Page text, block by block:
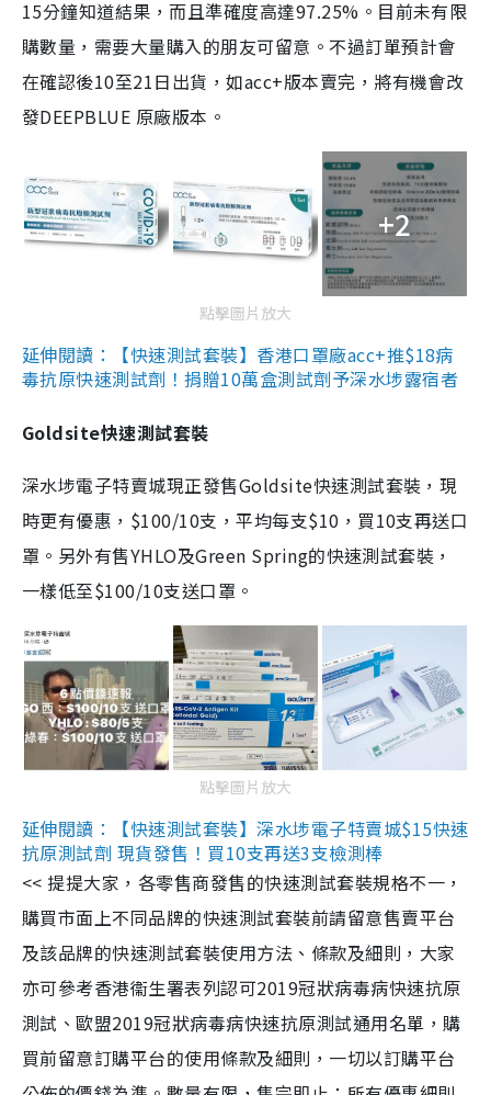
15分鐘知道結果，而且準確度高達97.25%。目前未有限
購數量，需要大量購入的朋友可留意。不過訂單預計會
在確認後10至21日出貨，如acc+版本賣完，將有機會改
發DEEPBLUE 原廠版本。
+2
點擊圖片放大
延伸閱讀：【快速測試套裝】香港口罩廠acc+推$18病
毒抗原快速測試劑！捐贈10萬盒測試劑予深水埗露宿者
Goldsite快速測試套裝
深水埗電子特賣城現正發售Goldsite快速測試套裝，現
時更有優惠，$100/10支，平均每支$10，買10支再送口
罩。另外有售YHLO及Green Spring的快速測試套裝，
一樣低至$100/10支送口罩。
點擊圖片放大
延伸閱讀：【快速測試套裝】深水埗電子特賣城$15快速
抗原測試劑 現貨發售！買10支再送3支檢測棒
<< 提提大家，各零售商發售的快速測試套裝規格不一，
購買市面上不同品牌的快速測試套裝前請留意售賣平台
及該品牌的快速測試套裝使用方法、條款及細則，大家
亦可參考香港衞生署表列認可2019冠狀病毒病快速抗原
測試、歐盟2019冠狀病毒病快速抗原測試通用名單，購
買前留意訂購平台的使用條款及細則，一切以訂購平台